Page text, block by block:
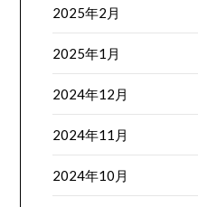
2025年2月
2025年1月
2024年12月
2024年11月
2024年10月